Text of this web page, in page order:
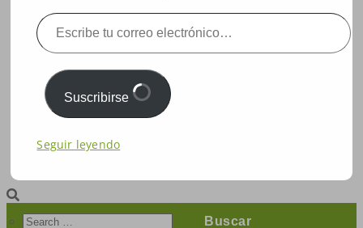
precios
tutoriales
blog
visión
contacto
Suscribirse
Seguir leyendo